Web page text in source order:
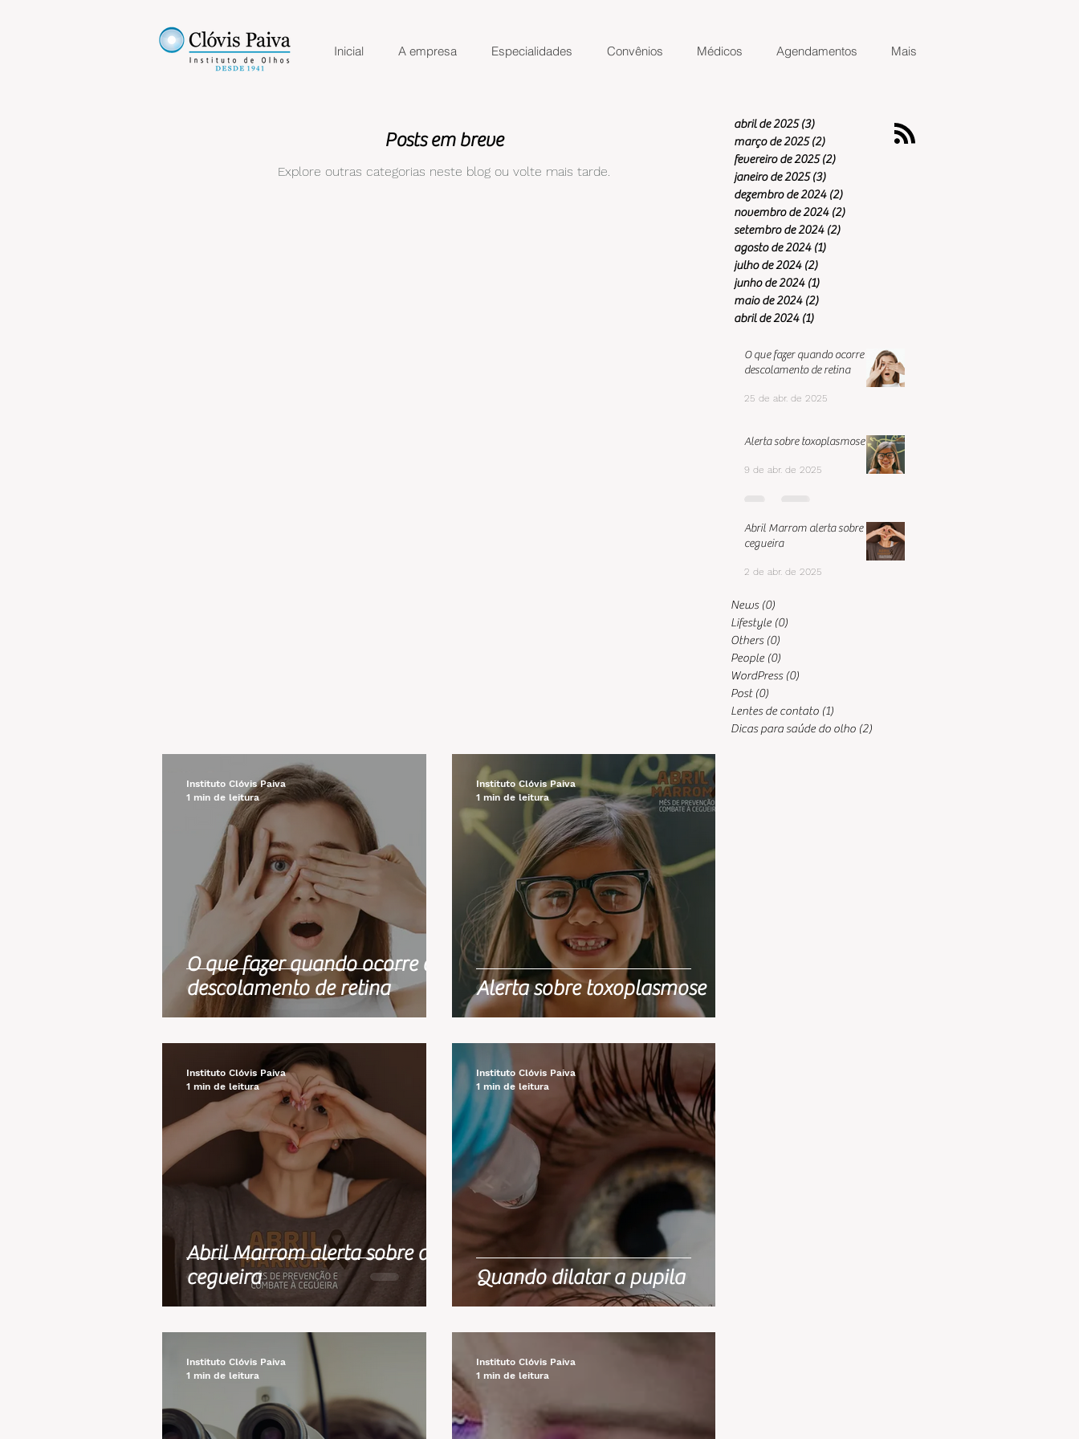
Inicial A empresa Especialidades Convênios Médicos Agendamentos Mais
Posts em breve
Explore outras categorias neste blog ou volte mais tarde.
abril de 2025 (3)
março de 2025 (2)
fevereiro de 2025 (2)
janeiro de 2025 (3)
dezembro de 2024 (2)
novembro de 2024 (2)
setembro de 2024 (2)
agosto de 2024 (1)
julho de 2024 (2)
junho de 2024 (1)
maio de 2024 (2)
abril de 2024 (1)
O que fazer quando ocorre o
descolamento de retina
25 de abr. de 2025
Alerta sobre toxoplasmose
9 de abr. de 2025
Abril Marrom alerta sobre de
cegueira
2 de abr. de 2025
News (0)
Lifestyle (0)
Others (0)
People (0)
WordPress (0)
Post (0)
Lentes de contato (1)
Dicas para saúde do olho (2)
O que fazer quando ocorre o
descolamento de retina
Instituto Clóvis Paiva
1 min de leitura
Alerta sobre toxoplasmose
Instituto Clóvis Paiva
1 min de leitura
Abril Marrom alerta sobre de
cegueira
Instituto Clóvis Paiva
1 min de leitura
Quando dilatar a pupila
Instituto Clóvis Paiva
1 min de leitura
Instituto Clóvis Paiva
1 min de leitura
Instituto Clóvis Paiva
1 min de leitura